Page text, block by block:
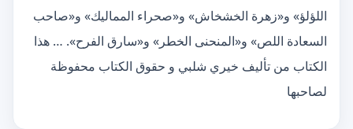
اللؤلؤ» و«زهرة الخشخاش» و«صحراء المماليك» و«صاحب
السعادة اللص» و«المنحنى الخطر» و«سارق الفرح». … هذا
الكتاب من تأليف خيري شلبي و حقوق الكتاب محفوظة
لصاحبها